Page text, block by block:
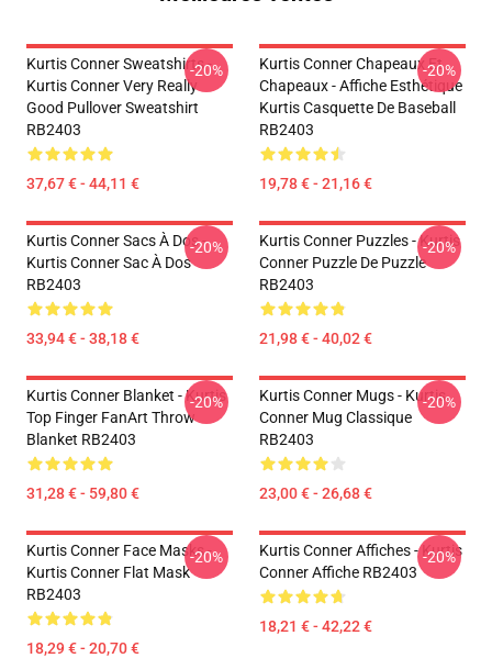
Kurtis Conner Sweatshirts -
Kurtis Conner Very Really
Good Pullover Sweatshirt
RB2403
37,67 € - 44,11 €
-20%
Kurtis Conner Chapeaux Et
Chapeaux - Affiche Esthétique
Kurtis Casquette De Baseball
RB2403
19,78 € - 21,16 €
-20%
Kurtis Conner Sacs À Dos -
Kurtis Conner Sac À Dos
RB2403
33,94 € - 38,18 €
-20%
Kurtis Conner Puzzles - Kurtis
Conner Puzzle De Puzzle
RB2403
21,98 € - 40,02 €
-20%
Kurtis Conner Blanket - Kurtis
Top Finger FanArt Throw
Blanket RB2403
31,28 € - 59,80 €
-20%
Kurtis Conner Mugs - Kurtis
Conner Mug Classique
RB2403
23,00 € - 26,68 €
-20%
Kurtis Conner Face Masks -
Kurtis Conner Flat Mask
RB2403
18,29 € - 20,70 €
-20%
Kurtis Conner Affiches - Kurtis
Conner Affiche RB2403
18,21 € - 42,22 €
-20%